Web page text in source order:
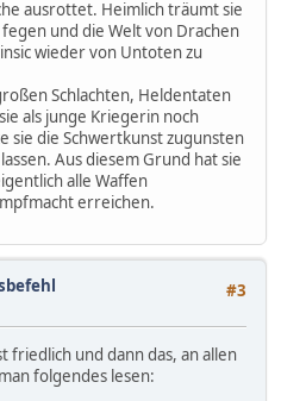
ausrottet. Heimlich träumt sie
und die Welt von Drachen
wieder von Untoten zu
Schlachten, Heldentaten
als junge Kriegerin noch
sie die Schwertkunst zugunsten
Aus diesem Grund hat sie
alle Waffen
erreichen.
#3
friedlich und dann das, an allen
folgendes lesen: